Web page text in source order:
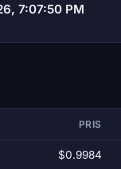
7:07:50 PM
PRIS
$0.9984